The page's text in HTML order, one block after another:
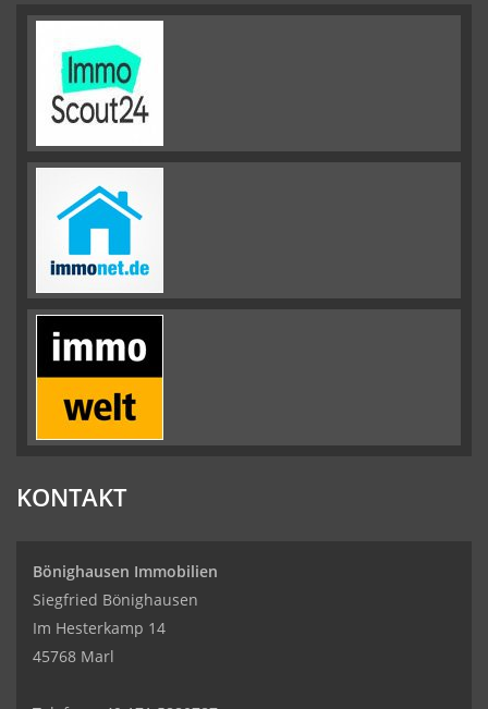
KONTAKT
Bönighausen Immobilien
Siegfried Bönighausen
Im Hesterkamp 14
45768 Marl